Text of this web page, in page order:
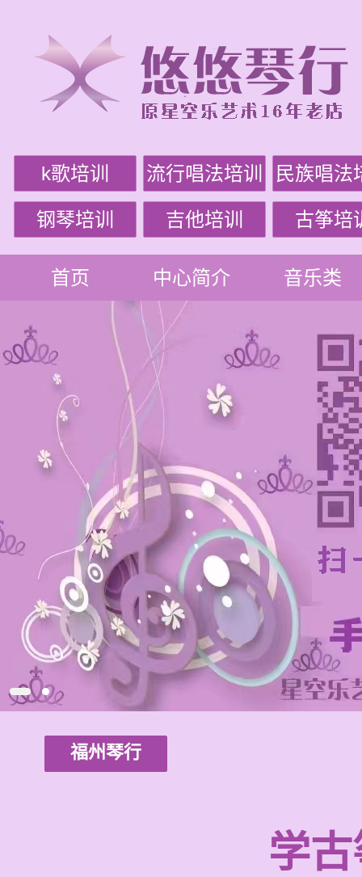
k歌培训 流行唱法培训 民族唱法
钢琴培训 吉他培训 古筝培
首页 中心简介 音乐类
福州琴行
学